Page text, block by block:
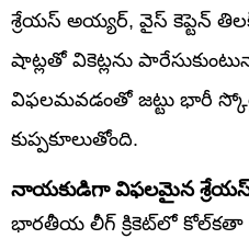
శ్రేయస్ అయ్యర్, వైస్ కెప్టెన్
షాట్లతో వికెట్లను
విఫలమవడంతో జట్టు భారీ
కుప్పకూలుతోంది.
నాయకుడిగా విఫలమైన
భారతీయ లీగ్ క్రికెట్‌లో కోల్‌కతా